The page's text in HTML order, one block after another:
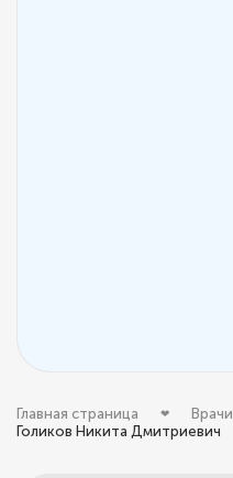
Главная страница
Врачи
Голиков Никита Дмитриевич